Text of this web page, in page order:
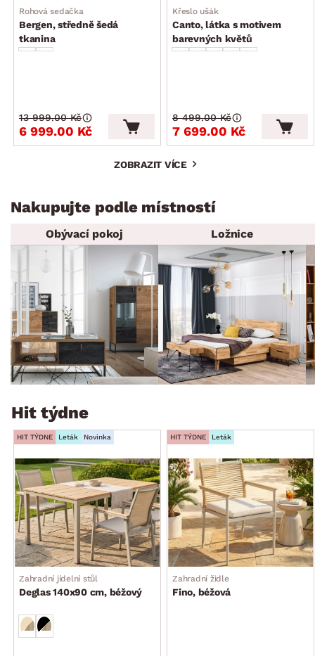
Rohová sedačka
Bergen, středně šedá
tkanina
6 999.00 Kč
13 999.00 Kč
Křeslo ušák
Canto, látka s motivem
barevných květů
7 699.00 Kč
8 499.00 Kč
ZOBRAZIT VÍCE
Nakupujte podle místností
Obývací pokoj Ložnice
Hit týdne
HIT TÝDNE Leták Novinka
Zahradní jídelní stůl
Deglas 140x90 cm, béžový
HIT TÝDNE Leták
Zahradní židle
Fino, béžová